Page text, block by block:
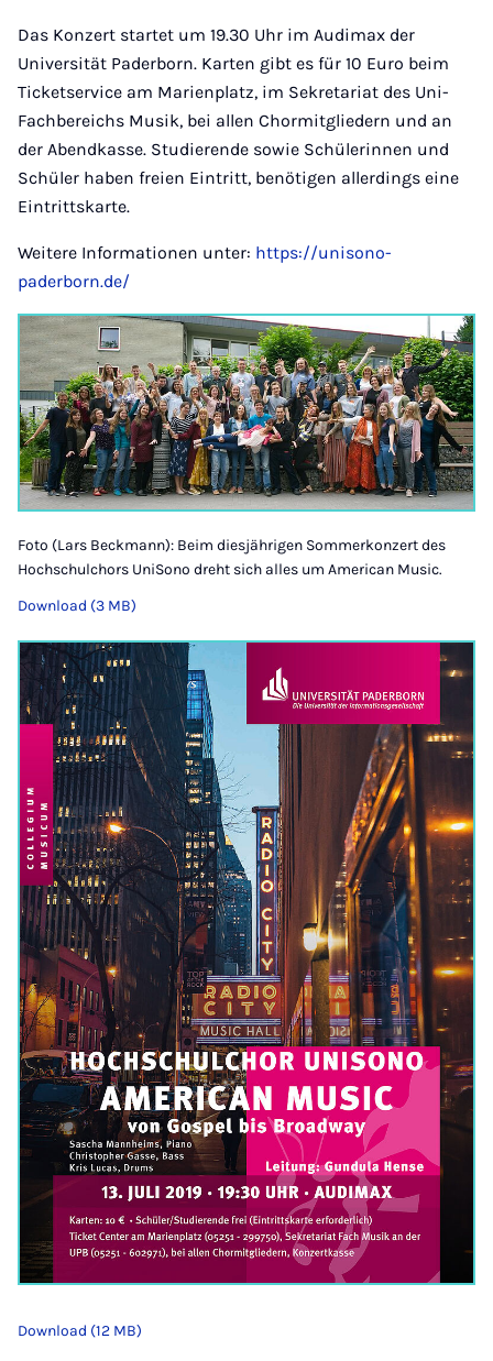
Das Konzert startet um 19.30 Uhr im Audimax der
Universität Paderborn. Karten gibt es für 10 Euro beim
Ticketservice am Marienplatz, im Sekretariat des Uni-
Fachbereichs Musik, bei allen Chormitgliedern und an
der Abendkasse. Studierende sowie Schülerinnen und
Schüler haben freien Eintritt, benötigen allerdings eine
Eintrittskarte.
Weitere Informationen unter: https://unisono-
paderborn.de/
Foto (Lars Beckmann): Beim diesjährigen Sommerkonzert des
Hochschulchors UniSono dreht sich alles um American Music.
Download (3 MB)
Download (12 MB)